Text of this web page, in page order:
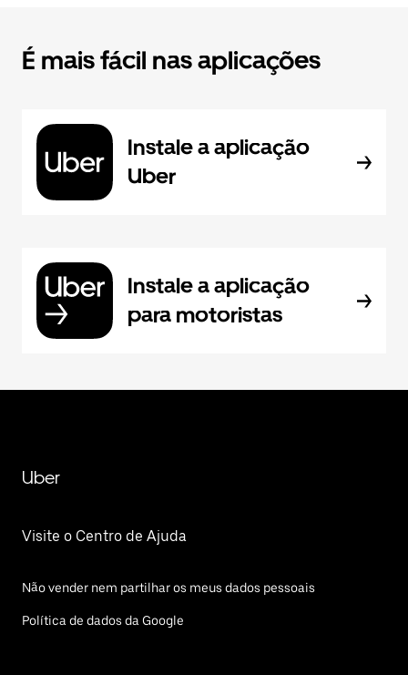
É mais fácil nas aplicações
Instale a aplicação
Uber
Instale a aplicação
para motoristas
Uber
Visite o Centro de Ajuda
Não vender nem partilhar os meus dados pessoais
Política de dados da Google